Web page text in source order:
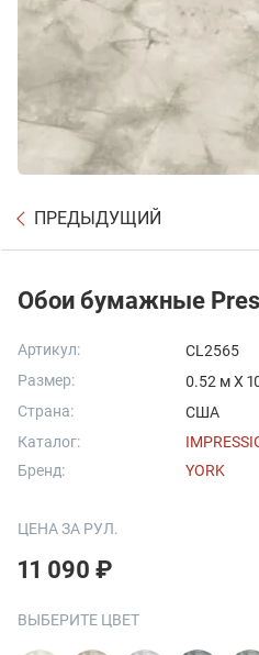
ПРЕДЫДУЩИЙ
Обои бумажные
Артикул:
CL2565
Размер:
0.52 м X
Страна:
США
Каталог:
Бренд:
YORK
ЦЕНА ЗА РУЛ.
11 090 ₽
ВЫБЕРИТЕ ЦВЕТ